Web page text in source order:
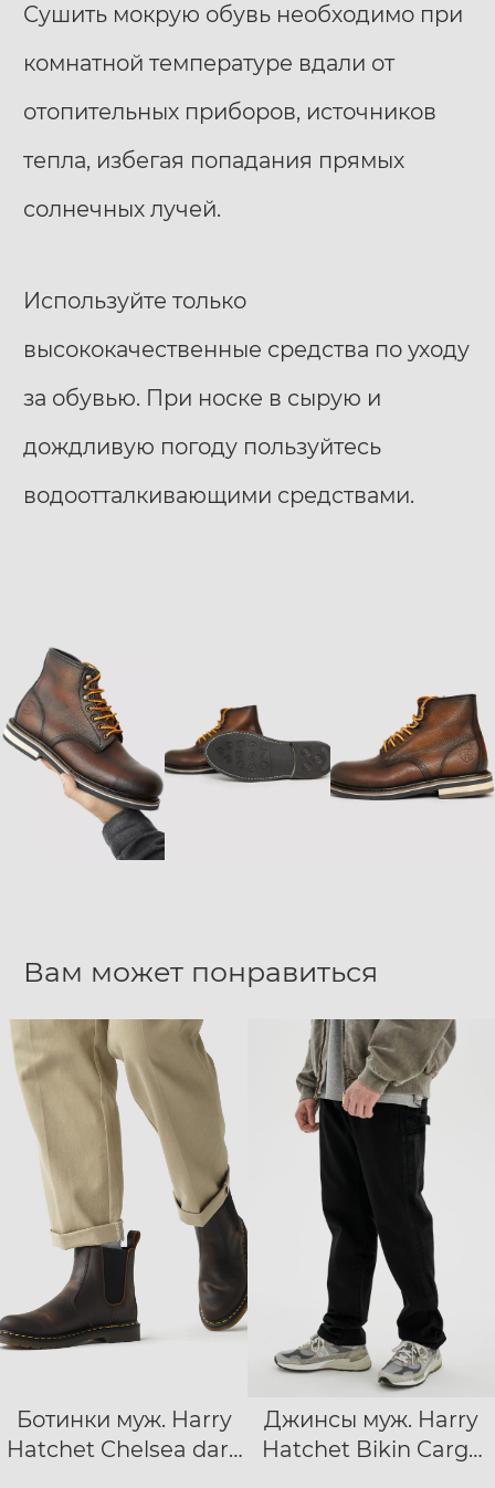
Сушить мокрую обувь необходимо при
комнатной температуре вдали от
отопительных приборов, источников
тепла, избегая попадания прямых
солнечных лучей.
Используйте только
высококачественные средства по уходу
за обувью. При носке в сырую и
дождливую погоду пользуйтесь
водоотталкивающими средствами.
Вам может понравиться
Ботинки муж. Harry
Hatchet Chelsea dark
40 41
42
43
44 45 46 47
Джинсы муж. Harry
Hatchet Bikin Cargo
28/32
29/32
30/32
31/32
32/32